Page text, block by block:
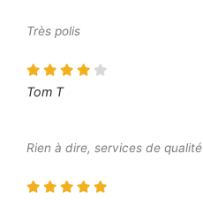
Très polis
Tom T
Rien à dire, services de qualité